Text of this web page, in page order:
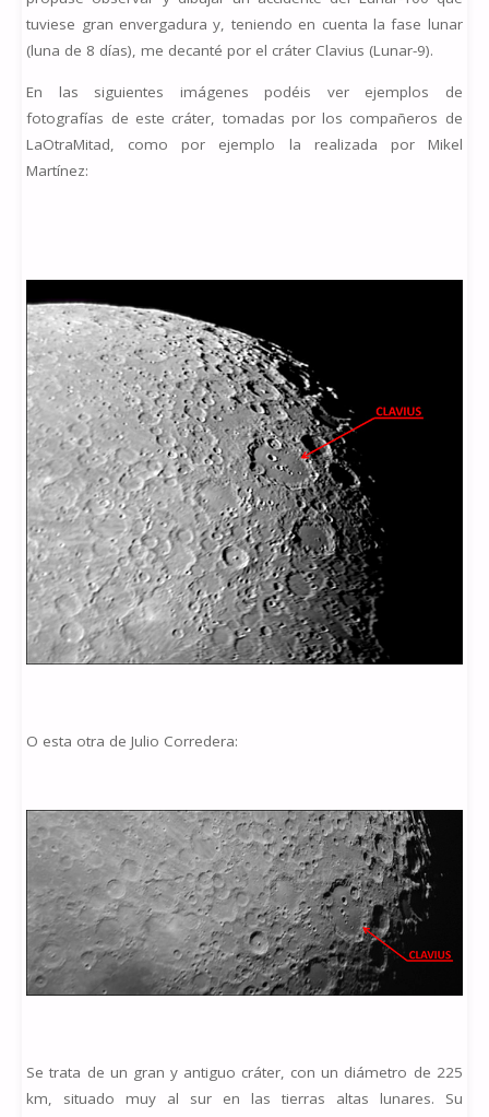
tuviese gran envergadura y, teniendo en cuenta la fase lunar
(luna de 8 días), me decanté por el cráter Clavius (Lunar-9).
En las siguientes imágenes podéis ver ejemplos de
fotografías de este cráter, tomadas por los compañeros de
LaOtraMitad, como por ejemplo la realizada por Mikel
Martínez:
O esta otra de Julio Corredera:
Se trata de un gran y antiguo cráter, con un diámetro de 225
km, situado muy al sur en las tierras altas lunares. Su